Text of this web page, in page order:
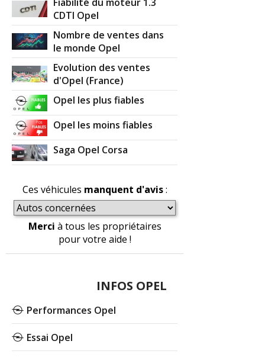
CDTI Opel
Nombre de ventes dans
le monde Opel
Evolution des ventes
d'Opel (France)
Opel les plus fiables
Opel les moins fiables
Saga Opel Corsa
Ces véhicules manquent d'avis:
Merci à tous les propriétaires
pour votre aide !
INFOS OPEL
Performances Opel
Essai Opel